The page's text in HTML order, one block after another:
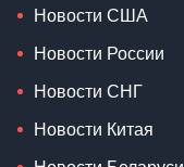
Новости США
Новости России
Новости СНГ
Новости Китая